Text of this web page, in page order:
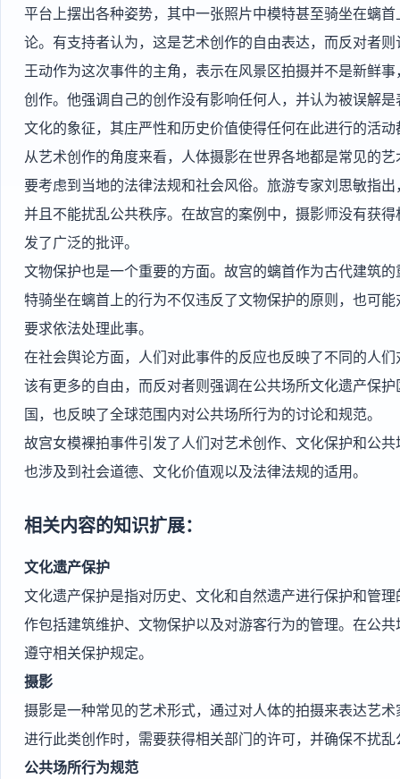
平台上摆出各种姿势，其中一张照片中模特甚至骑坐在螭
论。有支持者认为，这是艺术创作的自由表达，而反对者
王动作为这次事件的主角，表示在风景区拍摄并不是新鲜
创作。他强调自己的创作没有影响任何人，并认为被误解
文化的象征，其庄严性和历史价值使得任何在此进行的活
从艺术创作的角度来看，人体摄影在世界各地都是常见的
要考虑到当地的法律法规和社会风俗。旅游专家刘思敏指
并且不能扰乱公共秩序。在故宫的案例中，摄影师没有获
发了广泛的批评。
文物保护也是一个重要的方面。故宫的螭首作为古代建筑
特骑坐在螭首上的行为不仅违反了文物保护的原则，也可
要求依法处理此事。
在社会舆论方面，人们对此事件的反应也反映了不同的人
该有更多的自由，而反对者则强调在公共场所文化遗产保
国，也反映了全球范围内对公共场所行为的讨论和规范。
故宫女模裸拍事件引发了人们对艺术创作、文化保护和公
也涉及到社会道德、文化价值观以及法律法规的适用。
相关内容的知识扩展：
文化遗产保护
文化遗产保护是指对历史、文化和自然遗产进行保护和管
作包括建筑维护、文物保护以及对游客行为的管理。在公
遵守相关保护规定。
摄影
摄影是一种常见的艺术形式，通过对人体的拍摄来表达艺
进行此类创作时，需要获得相关部门的许可，并确保不扰乱
公共场所行为规范